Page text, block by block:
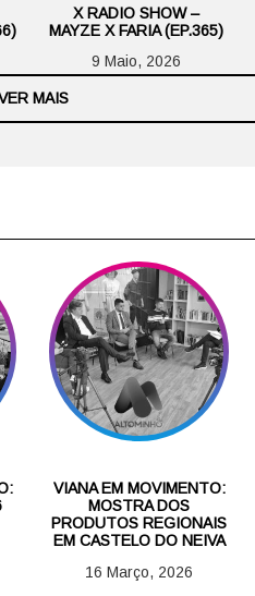
X RADIO SHOW –
MAYZE X FARIA (EP.365)
9 Maio, 2026
MAIS
VIANA EM MOVIMENTO:
MOSTRA DOS
PRODUTOS REGIONAIS
EM CASTELO DO NEIVA
16 Março, 2026